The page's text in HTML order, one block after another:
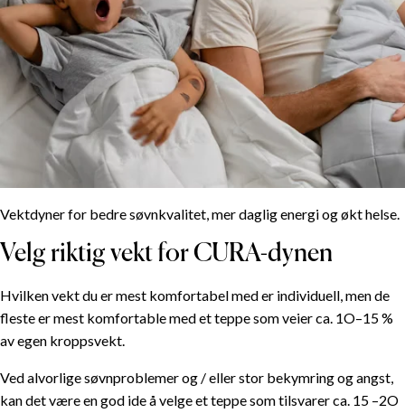
Vektdyner for bedre søvnkvalitet, mer daglig energi og økt helse.
Velg riktig vekt for CURA-dynen
Hvilken vekt du er mest komfortabel med er individuell, men de
fleste er mest komfortable med et teppe som veier ca. 1O–15 %
av egen kroppsvekt.
Ved alvorlige søvnproblemer og / eller stor bekymring og angst,
kan det være en god ide å velge et teppe som tilsvarer ca. 15 –2O